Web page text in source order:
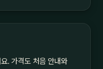
. 가격도 처음 안내와